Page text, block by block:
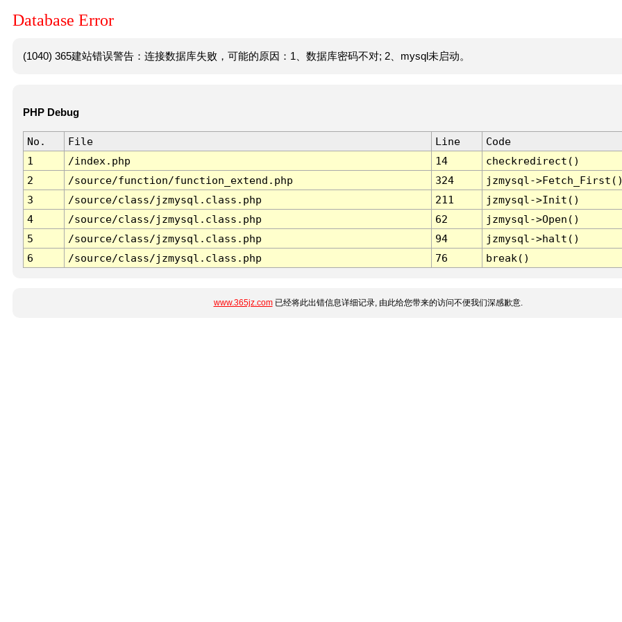
Database Error
(1040) 365建站错误警告：连接数据库失败，可能的原因：1、数据库密码不对; 2、mysql未启动。
PHP Debug
No. File Line
Code
1
/index.php 14
checkredirect()
2
/source/function/function_extend.php 324
jzmysql-
3
/source/class/jzmysql.class.php 211
jzmysql->Init()
4
/source/class/jzmysql.class.php 62
jzmysql->Open()
5
/source/class/jzmysql.class.php 94
jzmysql->halt()
6
/source/class/jzmysql.class.php 76 break()
www.365jz.com已经将此出错信息详细记录, 由此给您带来的访问不便我们深感歉意.